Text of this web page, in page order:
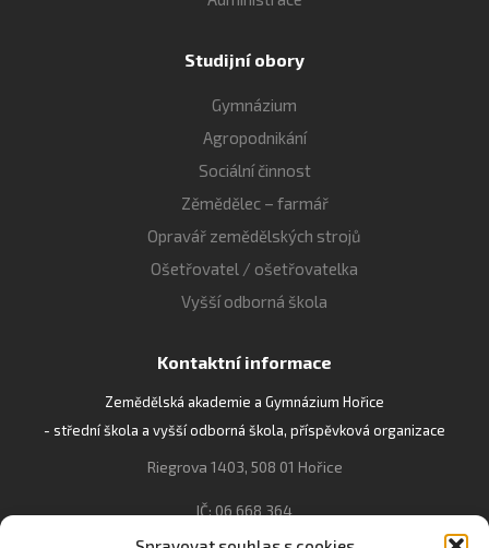
Studijní obory
Gymnázium
Agropodnikání
Sociální činnost
Zěmědělec – farmář
Opravář zemědělských strojů
Ošetřovatel / ošetřovatelka
Vyšší odborná škola
Kontaktní informace
Zemědělská akademie a Gymnázium Hořice
- střední škola a vyšší odborná škola, příspěvková organizace
Riegrova 1403, 508 01 Hořice
IČ: 06 668 364